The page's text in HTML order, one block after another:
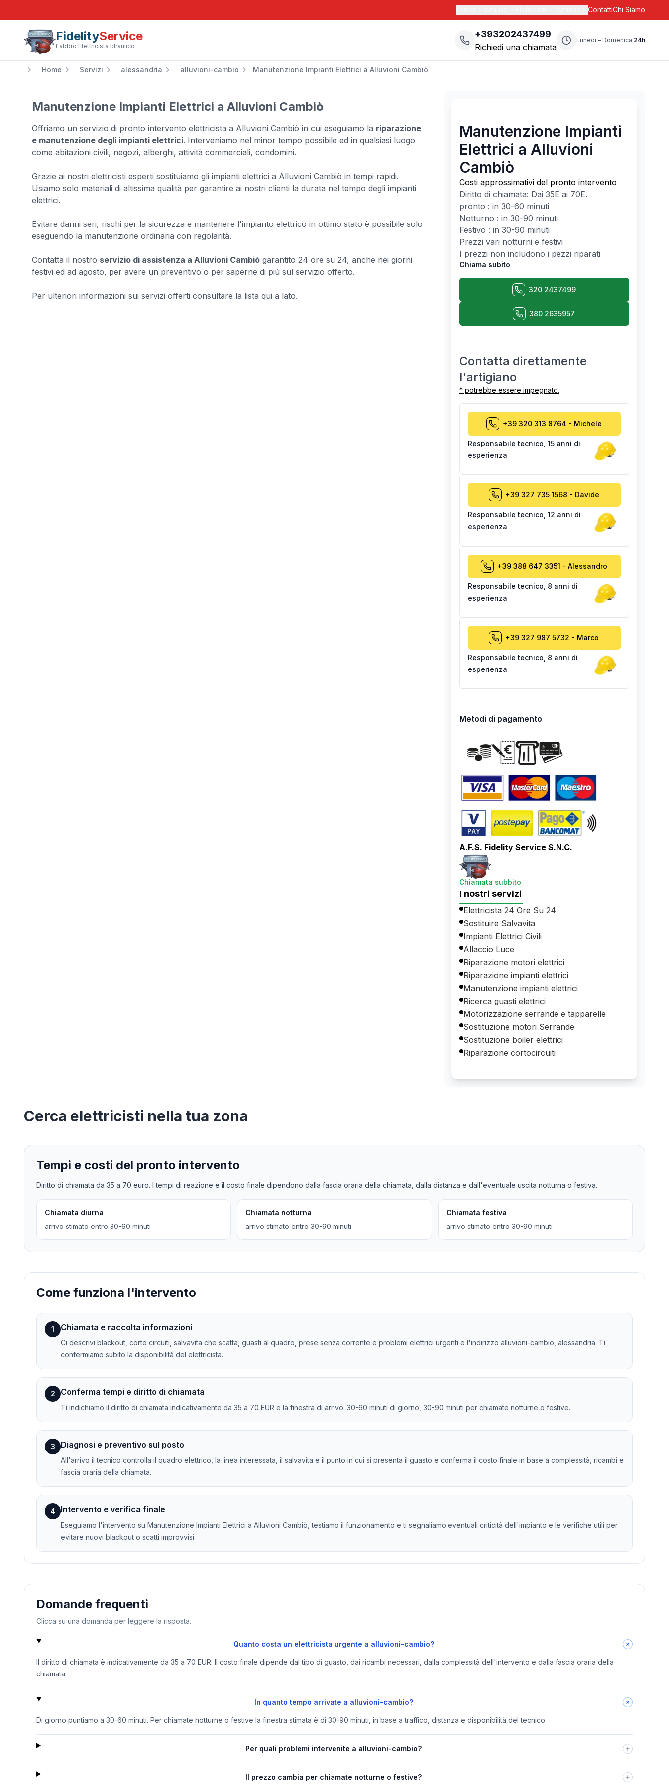
ContattiChi Siamo
FidelityService
Fabbro Elettricista Idraulico
+393202437499
Richiedi una chiamata
Lunedì – Domenica 24h
Home Servizi alessandria alluvioni-cambio Manutenzione Impianti Elettrici a Alluvioni Cambiò
Manutenzione Impianti Elettrici a Alluvioni Cambiò
Offriamo un servizio di pronto intervento elettricista a Alluvioni Cambiò in cui eseguiamo la riparazione
e manutenzione degli impianti elettrici. Interveniamo nel minor tempo possibile ed in qualsiasi luogo
come abitazioni civili, negozi, alberghi, attività commerciali, condomini.
Grazie ai nostri elettricisti esperti sostituiamo gli impianti elettrici a Alluvioni Cambiò in tempi rapidi.
Usiamo solo materiali di altissima qualità per garantire ai nostri clienti la durata nel tempo degli impianti
elettrici.
Evitare danni seri, rischi per la sicurezza e mantenere l'impianto elettrico in ottimo stato è possibile solo
eseguendo la manutenzione ordinaria con regolarità.
Contatta il nostro servizio di assistenza a Alluvioni Cambiò garantito 24 ore su 24, anche nei giorni
festivi ed ad agosto, per avere un preventivo o per saperne di più sul servizio offerto.
Per ulteriori informazioni sui servizi offerti consultare la lista qui a lato.
Manutenzione Impianti
Elettrici a Alluvioni
Cambiò
Costi approssimativi del pronto intervento
Diritto di chiamata: Dai 35E ai 70E.
pronto : in 30-60 minuti
Notturno : in 30-90 minuti
Festivo : in 30-90 minuti
Prezzi vari notturni e festivi
I prezzi non includono i pezzi riparati
Chiama subito
320 2437499
380 2635957
Contatta direttamente
l'artigiano
* potrebbe essere impegnato.
+39 320 313 8764 - Michele
Responsabile tecnico 15 anni di
esperienza
+39 327 735 1568 - Davide
Responsabile tecnico 12 anni di
esperienza
+39 388 647 3351 - Alessandro
Responsabile tecnico 8 anni di
esperienza
+39 327 987 5732 - Marco
Responsabile tecnico 8 anni di
esperienza
Metodi di pagamento
A.F.S. Fidelity Service S.N.C.
Chiamata subbito
I nostri servizi
Elettricista 24 Ore Su 24
Sostituire Salvavita
Impianti Elettrici Civili
Allaccio Luce
Riparazione motori elettrici
Riparazione impianti elettrici
Manutenzione impianti elettrici
Ricerca guasti elettrici
Motorizzazione serrande e tapparelle
Sostituzione motori Serrande
Sostituzione boiler elettrici
Riparazione cortocircuiti
Cerca elettricisti nella tua zona
Tempi e costi del pronto intervento
Diritto di chiamata da 35 a 70 euro. I tempi di reazione e il costo finale dipendono dalla fascia oraria della chiamata, dalla distanza e dall'eventuale uscita notturna o festiva.
Chiamata diurna
arrivo stimato entro 30-60 minuti
Chiamata notturna
arrivo stimato entro 30-90 minuti
Chiamata festiva
arrivo stimato entro 30-90 minuti
Come funziona l'intervento
1 Chiamata e raccolta informazioni
Ci descrivi blackout, corto circuiti, salvavita che scatta, guasti al quadro, prese senza corrente e problemi elettrici urgenti e l'indirizzo alluvioni-cambio, alessandria. Ti
confermiamo subito la disponibilità del elettricista.
2 Conferma tempi e diritto di chiamata
Ti indichiamo il diritto di chiamata indicativamente da 35 a 70 EUR e la finestra di arrivo: 30-60 minuti di giorno, 30-90 minuti per chiamate notturne o festive.
3 Diagnosi e preventivo sul posto
All'arrivo il tecnico controlla il quadro elettrico, la linea interessata, il salvavita e il punto in cui si presenta il guasto e conferma il costo finale in base a complessità, ricambi e
fascia oraria della chiamata.
4 Intervento e verifica finale
Eseguiamo l'intervento su Manutenzione Impianti Elettrici a Alluvioni Cambiò, testiamo il funzionamento e ti segnaliamo eventuali criticità dell'impianto e le verifiche utili per
evitare nuovi blackout o scatti improvvisi.
Domande frequenti
Clicca su una domanda per leggere la risposta.
Quanto costa un elettricista urgente a alluvioni-cambio?
Il diritto di chiamata è indicativamente da 35 a 70 EUR. Il costo finale dipende dal tipo di guasto, dai ricambi necessari, dalla complessità dell'intervento e dalla fascia oraria della
chiamata.
In quanto tempo arrivate a alluvioni-cambio?
Di giorno puntiamo a 30-60 minuti. Per chiamate notturne o festive la finestra stimata è di 30-90 minuti, in base a traffico, distanza e disponibilità del tecnico.
Per quali problemi intervenite a alluvioni-cambio?
Il prezzo cambia per chiamate notturne o festive?